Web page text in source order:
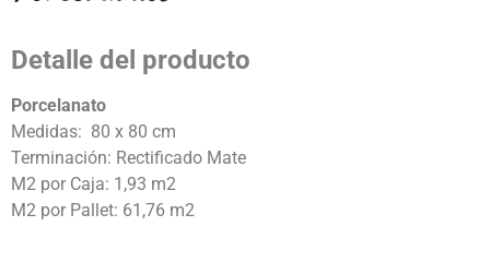
Detalle del producto
Porcelanato
Medidas: 80 x 80 cm
Terminación: Rectificado Mate
M2 por Caja: 1,93 m2
M2 por Pallet: 61,76 m2